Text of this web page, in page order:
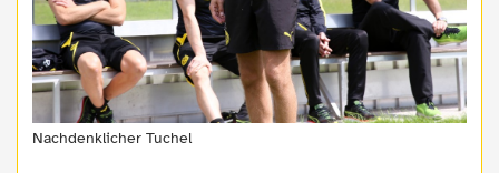
Nachdenklicher Tuchel